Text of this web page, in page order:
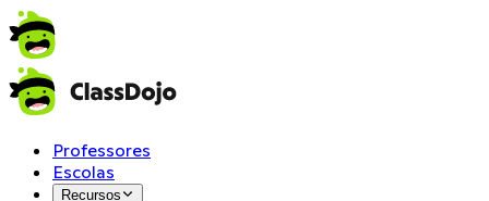
Professores
Escolas
Recursos